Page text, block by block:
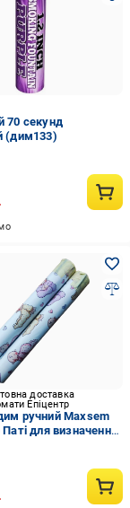
70 секунд
(дим133)
доставка
Епіцентр
ручний Maxsem
для визначення
60 секунд 2 шт.